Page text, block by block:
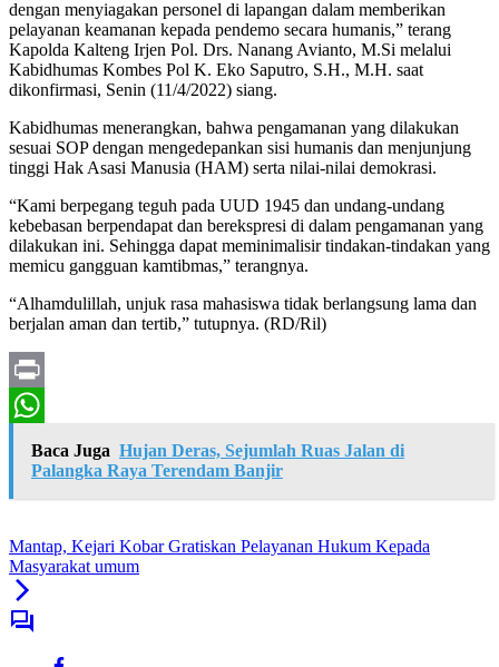
dengan menyiagakan personel di lapangan dalam memberikan
pelayanan keamanan kepada pendemo secara humanis,” terang
Kapolda Kalteng Irjen Pol. Drs. Nanang Avianto, M.Si melalui
Kabidhumas Kombes Pol K. Eko Saputro, S.H., M.H. saat
dikonfirmasi, Senin (11/4/2022) siang.
Kabidhumas menerangkan, bahwa pengamanan yang dilakukan
sesuai SOP dengan mengedepankan sisi humanis dan menjunjung
tinggi Hak Asasi Manusia (HAM) serta nilai-nilai demokrasi.
“Kami berpegang teguh pada UUD 1945 dan undang-undang
kebebasan berpendapat dan berekspresi di dalam pengamanan yang
dilakukan ini. Sehingga dapat meminimalisir tindakan-tindakan yang
memicu gangguan kamtibmas,” terangnya.
“Alhamdulillah, unjuk rasa mahasiswa tidak berlangsung lama dan
berjalan aman dan tertib,” tutupnya. (RD/Ril)
Print
WhatsApp
Baca Juga Hujan Deras, Sejumlah Ruas Jalan di
Palangka Raya Terendam Banjir
Mantap, Kejari Kobar Gratiskan Pelayanan Hukum Kepada
Masyarakat umum